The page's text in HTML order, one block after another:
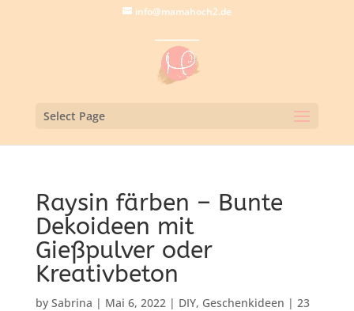
info@mamahoch2.de
Select Page
Raysin färben – Bunte
Dekoideen mit
Gießpulver oder
Kreativbeton
by Sabrina | Mai 6, 2022| DIY, Geschenkideen | 23